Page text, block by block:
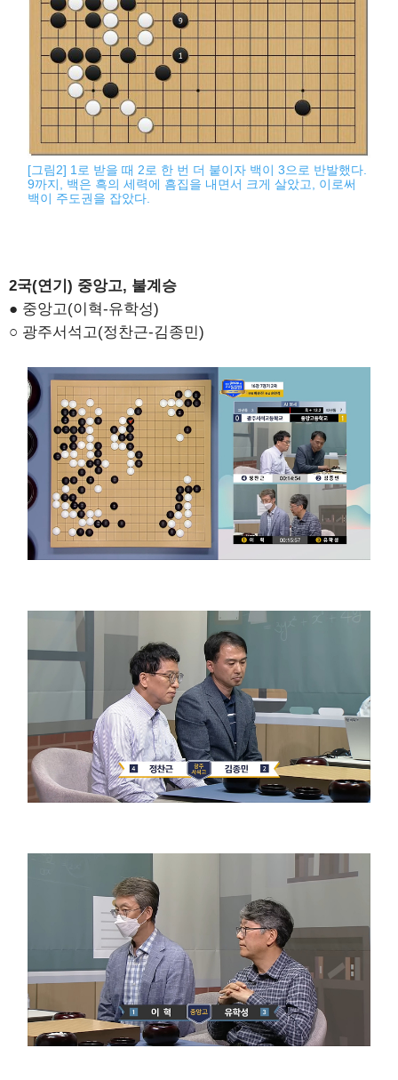
[그림2] 1로 받을 때 2로 한 번 더 붙이자 백이 3으로 반발했다.
9까지, 백은 흑의 세력에 흠집을 내면서 크게 살았고, 이로써
백이 주도권을 잡았다.
2국(연기) 중앙고, 불계승
● 중앙고(이혁-유학성)
○ 광주서석고(정찬근-김종민)